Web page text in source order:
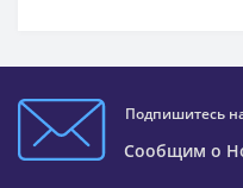
Подпишитесь
Сообщим о